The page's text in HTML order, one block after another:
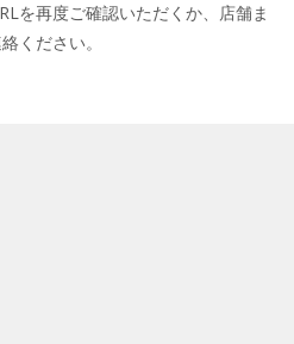
を再度ご確認いただくか、 店舗ま
ください。